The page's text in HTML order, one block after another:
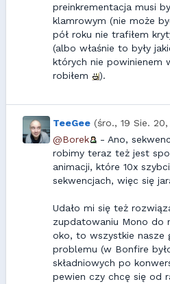
preinkrementacja musi
klamrowym (nie może
pół roku nie trafiłem
(albo właśnie to były
których nie powinienem
robiłem
).
TeeGee (śro., 19 Sie. 20,
@Borek
- Ano,
robimy teraz też jest
animacji, które 10x
sekwencjach, więc się
Udało mi się też
zupdatowaniu Mono do
oko, to wszystkie nasze
problemu (w Bonfire
składniowych po
pewien czy chcę się od